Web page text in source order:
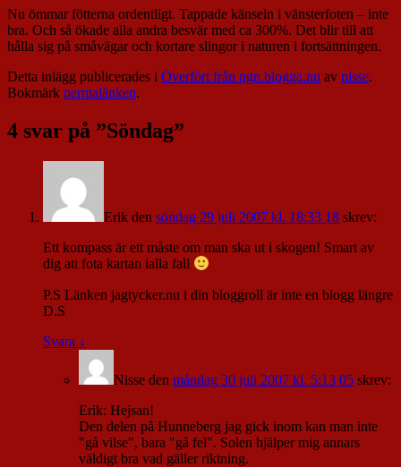
Nu ömmar fötterna ordentligt. Tappade känseln i vänsterfoten – inte
bra. Och så ökade alla andra besvär med ca 300%. Det blir till att
hålla sig på småvägar och kortare slingor i naturen i fortsättningen.
Detta inlägg publicerades i Överfört från ngn.blogga.nu av nisse.
Bokmärk permalänken.
4 svar på ”Söndag”
Erik den söndag 29 juli 2007 kl. 18:33 18 skrev:
Ett kompass är ett måste om man ska ut i skogen! Smart av
dig att fota kartan ialla fall
P.S Länken jagtycker.nu i din bloggroll är inte en blogg längre
D.S
Svara ↓
Nisse den måndag 30 juli 2007 kl. 5:13 05 skrev:
Erik: Hejsan!
Den delen på Hunneberg jag gick inom kan man inte
"gå vilse", bara "gå fel". Solen hjälper mig annars
väldigt bra vad gäller riktning.